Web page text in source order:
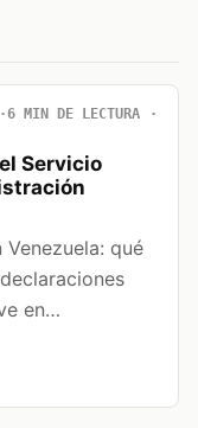
6 MIN DE LECTURA
Servicio
qué
en…